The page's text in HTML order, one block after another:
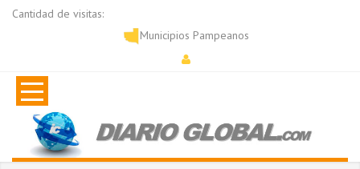
Cantidad de visitas:
Municipios Pampeanos